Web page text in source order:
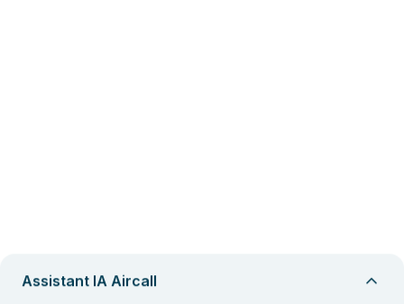
Assistant IA Aircall